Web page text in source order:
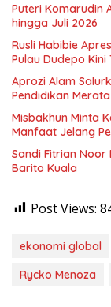
Puteri Komarudin
hingga Juli 2026
Rusli Habibie
Pulau Dudepo Kini
Aprozi Alam
Pendidikan
Misbakhun Minta
Manfaat Jelang
Sandi Fitrian
Barito Kuala
Post Views:
ekonomi global
Rycko Menoza